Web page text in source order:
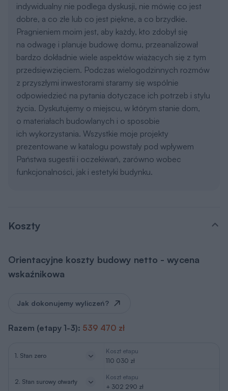
indywidualny nie podlega dyskusji, nie mówię co jest
dobre, a co złe lub co jest piękne, a co brzydkie.
Pragnieniem moim jest, aby każdy, kto zdobył się
na odwagę i planuje budowę domu, przeanalizował
bardzo dokładnie wiele aspektów wiążących się z tym
przedsięwzięciem. Podczas wielogodzinnych rozmów
z przyszłymi inwestorami staramy się wspólnie
odpowiedzieć na pytania dotyczące ich potrzeb i stylu
życia. Dyskutujemy o miejscu, w którym stanie dom,
o materiałach budowlanych i o sposobie
ich wykorzystania. Wszystkie moje projekty
prezentowane w katalogu powstały pod wpływem
Państwa sugestii i oczekiwań, zarówno wobec
funkcjonalności, jak i estetyki budynku.
Koszty
Orientacyjne koszty budowy netto - wycena
wskaźnikowa
Jak dokonujemy wyliczeń?
Razem (etapy 1-3): 539 470 zł
1. Stan zero
Koszt etapu
110 030 zł
2. Stan surowy otwarty
Koszt etapu
+ 302 290 zł